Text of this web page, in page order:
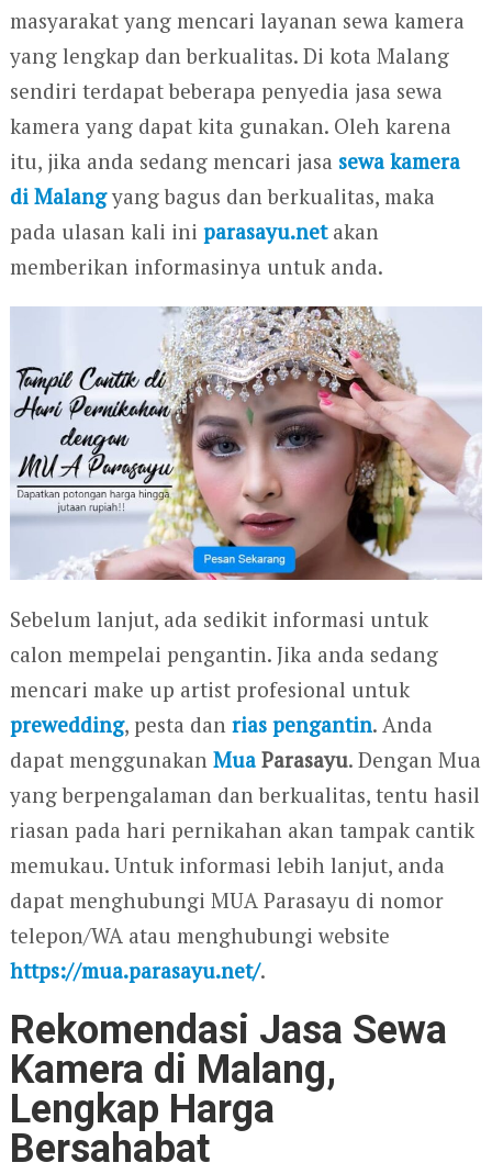
masyarakat yang mencari layanan sewa kamera
yang lengkap dan berkualitas. Di kota Malang
sendiri terdapat beberapa penyedia jasa sewa
kamera yang dapat kita gunakan. Oleh karena
itu, jika anda sedang mencari jasa sewa kamera
di Malangyang bagus dan berkualitas, maka
pada ulasan kali ini parasayu.netakan
memberikan informasinya untuk anda.
Sebelum lanjut, ada sedikit informasi untuk
calon mempelai pengantin. Jika anda sedang
mencari make up artist profesional untuk
prewedding, pesta dan rias pengantin. Anda
dapat menggunakan MuaParasayu. Dengan Mua
yang berpengalaman dan berkualitas, tentu hasil
riasan pada hari pernikahan akan tampak cantik
memukau. Untuk informasi lebih lanjut, anda
dapat menghubungi MUA Parasayu di nomor
telepon/WA atau menghubungi website
https://mua.parasayu.net/.
Rekomendasi Jasa Sewa
Kamera di Malang,
Lengkap Harga
Bersahabat